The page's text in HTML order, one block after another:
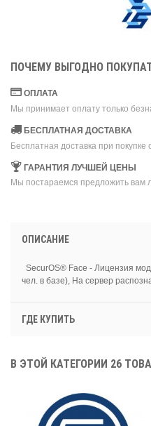
ПОЧЕМУ ВЫГОДНО
ОПЛАТА
Мы принимает оплату только
БЕСПЛАТНАЯ ДОСТАВКА
Бесплатная доставка при покупке
ГАРАНТИЯ ЛУЧШЕЙ ЦЕНЫ
Мы постараемся предложить вам
ОПИСАНИЕ
SecurOS® Face - Лицензия
чел. в базе), На сервер
ГДЕ КУПИТЬ
В ЭТОЙ КАТЕГОРИИ 26